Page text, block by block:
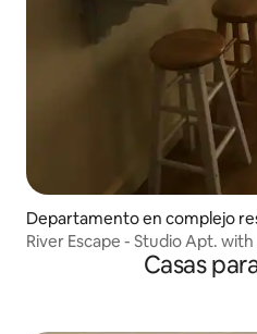
Departamento en complejo
mariscotta
River
Casas